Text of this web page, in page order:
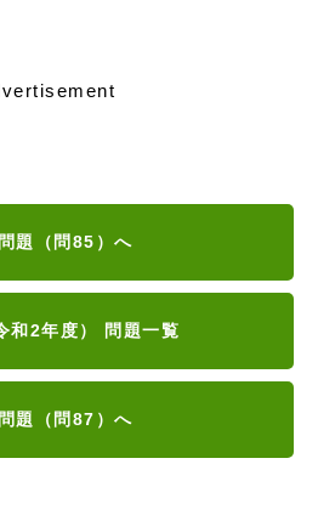
題（問85）へ
和2年度） 問題一覧
題（問87）へ